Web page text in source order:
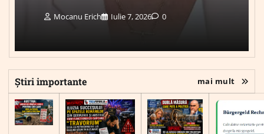
Mocanu Erich Iulie 7, 2026 0
Știri importante mai mult